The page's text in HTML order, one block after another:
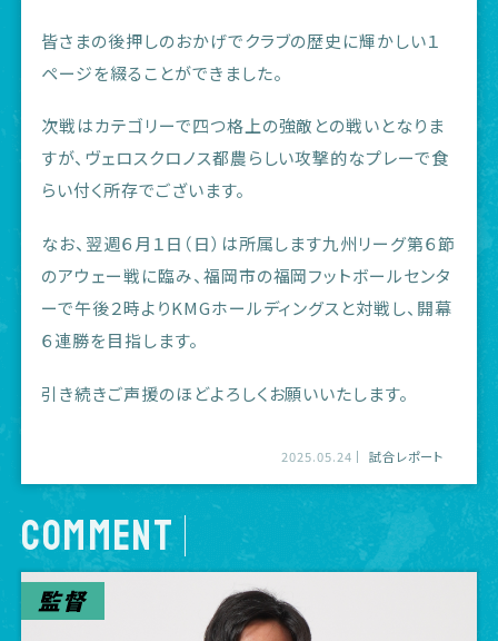
皆さまの後押しのおかげでクラブの歴史に輝かしい１
ページを綴ることができました。
次戦はカテゴリーで四つ格上の強敵との戦いとなりま
すが、ヴェロスクロノス都農らしい攻撃的なプレーで食
らい付く所存でございます。
なお、翌週６月１日（日）は所属します九州リーグ第６節
のアウェー戦に臨み、福岡市の福岡フットボールセンタ
ーで午後２時よりKMGホールディングスと対戦し、開幕
６連勝を目指します。
引き続きご声援のほどよろしくお願いいたします。
2025.05.24 試合レポート
COMMENT
監督